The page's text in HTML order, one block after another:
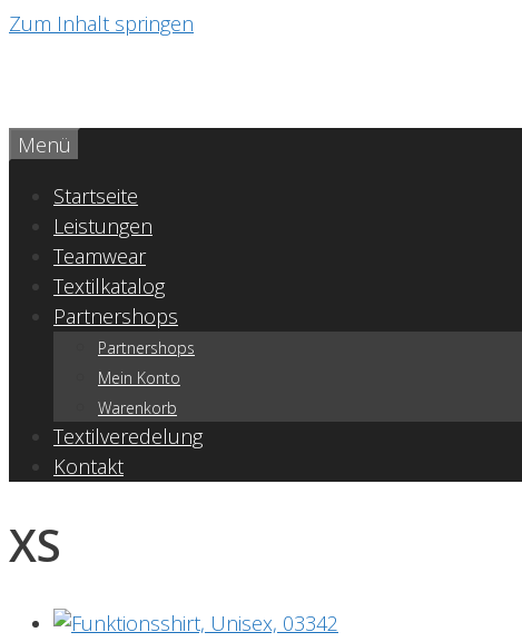
Zum Inhalt springen
Menü
Startseite
Leistungen
Teamwear
Textilkatalog
Partnershops
Partnershops
Mein Konto
Warenkorb
Textilveredelung
Kontakt
XS